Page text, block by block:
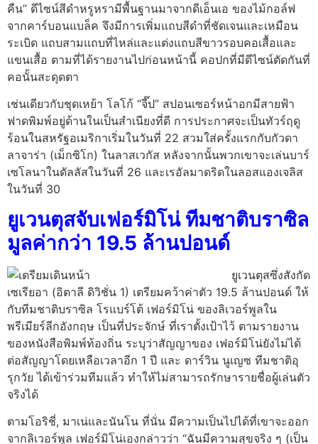
คืน” ดีไซน์สีดำหรูหรามีพื้นฐานมาจากดีเอ็นเอ ของไม้กอล์ฟ
จากคาร์บอนแบล็ค จึงมีการเพิ่มแถบสีดำที่ชัดเจนและเหมือน
ระเบิด แถบสามแถบที่ไหล่และแต่งแถบสีขาวรอบคอเสื้อและ
แขนเสื้อ ตามที่ได้รายงานไปก่อนหน้านี้ คอปกที่มีดีไซน์ตัดกันที่
คอนั้นสะดุดตา
เช่นเดียวกับชุดเหย้า โลโก้ “จี๊ป” สปอนเซอร์หน้าอกมีสายฟ้า
ฟาดพิมพ์อยู่ด้านในเป็นสำเนียงที่ดี การประกาศจะเป็นทัวร์ฤดู
ร้อนในสหรัฐอเมริกาเริ่มในวันที่ 22 สวมใส่ครั้งแรกกับกัวดา
ลาจาร่า (เม็กซิโก) ในลาสเวกัส หลังจากนั้นพวกเขาจะเล่นบาร์
เซโลนาในดัลลัสในวันที่ 26 และเรอัลมาดริดในลอสแองเจลิส
ในวันที่ 30
ยูเวนตุสจับเฟอร์มิโน่ ทีมชาติบราซิล
มูลค่ากว่า 19.5 ล้านปอนด์
ยูเวนตุสซึ่งสังกัด
เซเรียอา (อิตาลี ดิวิชั่น 1) เตรียมคว้าค่าตัว 19.5 ล้านปอนด์ ให้
กับทีมชาติบราซิล โรแบร์โต้ เฟอร์มิโน่ ของลิเวอร์พูลใน
พรีเมียร์ลีกอังกฤษ เป็นที่ประจักษ์ ที่เราตั้งเป้าไว้ ตามรายงาน
ของหนังสือพิมพ์ท้องถิ่น ระบุว่าสัญญาของ เฟอร์มิโน่ยังไม่ได้
ต่อสัญญาโดยเหลือเวลาอีก 1 ปี และ ดาร์วิน นูเญซ ทีมชาติอุ
รุกวัย ได้เข้าร่วมทีมแล้ว ทำให้ไม่สามารถรักษารายชื่อผู้เล่นตัว
จริงได้
ตามโอริชี่, มาเน่และนันโน ที่นั่น มีความเป็นไปได้ที่เขาจะออก
จากลิเวอร์พูล เฟอร์มิโน่เองกล่าวว่า “ฉันมีความสุขจริง ๆ (เป็น